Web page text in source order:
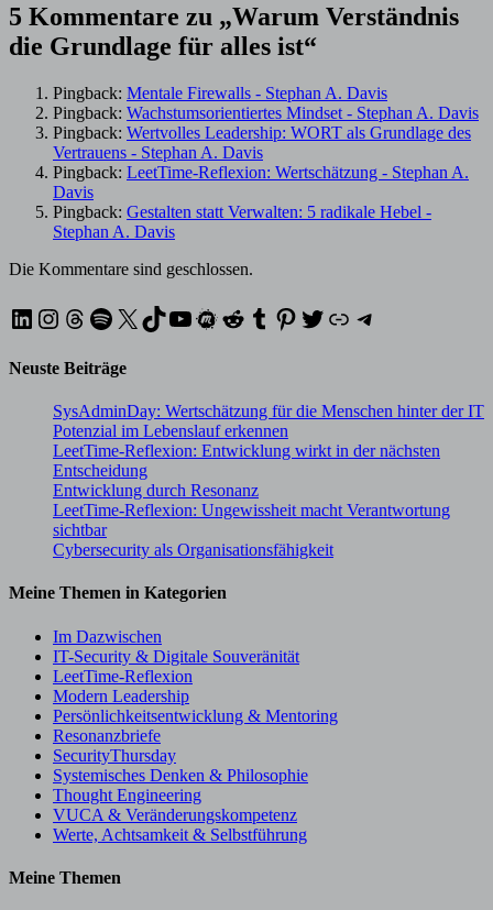
5 Kommentare zu „Warum Verständnis
die Grundlage für alles ist“
Pingback: Mentale Firewalls - Stephan A. Davis
Pingback: Wachstumsorientiertes Mindset - Stephan A. Davis
Pingback: Wertvolles Leadership: WORT als Grundlage des
Vertrauens - Stephan A. Davis
Pingback: LeetTime-Reflexion: Wertschätzung - Stephan A.
Davis
Pingback: Gestalten statt Verwalten: 5 radikale Hebel -
Stephan A. Davis
Die Kommentare sind geschlossen.
LinkedIn
Instagram
Threads
Spotify
X TikTok
YouTube
Meetup
Reddit
Tumblr
Pinterest
Twitter
XINGTelegram
Neuste Beiträge
SysAdminDay: Wertschätzung für die Menschen hinter der IT
Potenzial im Lebenslauf erkennen
LeetTime-Reflexion: Entwicklung wirkt in der nächsten
Entscheidung
Entwicklung durch Resonanz
LeetTime-Reflexion: Ungewissheit macht Verantwortung
sichtbar
Cybersecurity als Organisationsfähigkeit
Meine Themen in Kategorien
Im Dazwischen
IT-Security & Digitale Souveränität
LeetTime-Reflexion
Modern Leadership
Persönlichkeitsentwicklung & Mentoring
Resonanzbriefe
SecurityThursday
Systemisches Denken & Philosophie
Thought Engineering
VUCA & Veränderungskompetenz
Werte, Achtsamkeit & Selbstführung
Meine Themen